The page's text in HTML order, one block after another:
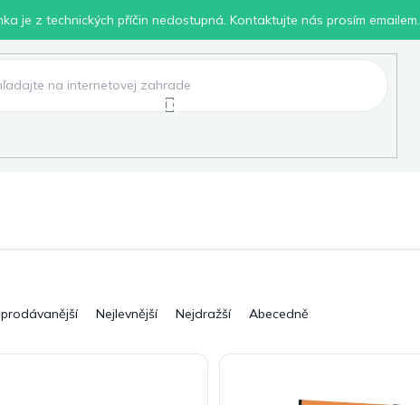
je z technických příčin nedostupná. Kontaktujte nás prosím emailem.
Nejlevnější Nejdražší Abecedně